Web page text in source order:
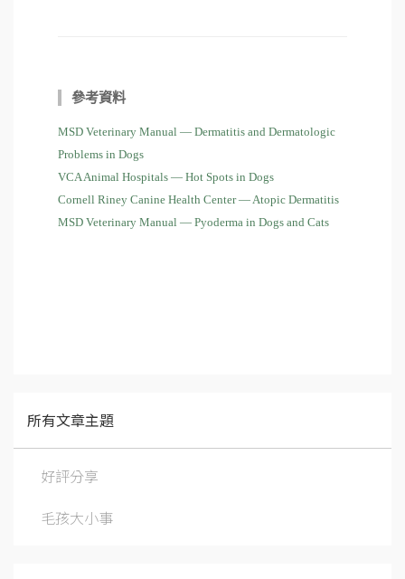
參考資料
MSD Veterinary Manual — Dermatitis and Dermatologic
Problems in Dogs
VCA Animal Hospitals — Hot Spots in Dogs
Cornell Riney Canine Health Center — Atopic Dermatitis
MSD Veterinary Manual — Pyoderma in Dogs and Cats
所有文章主題
好評分享
毛孩大小事